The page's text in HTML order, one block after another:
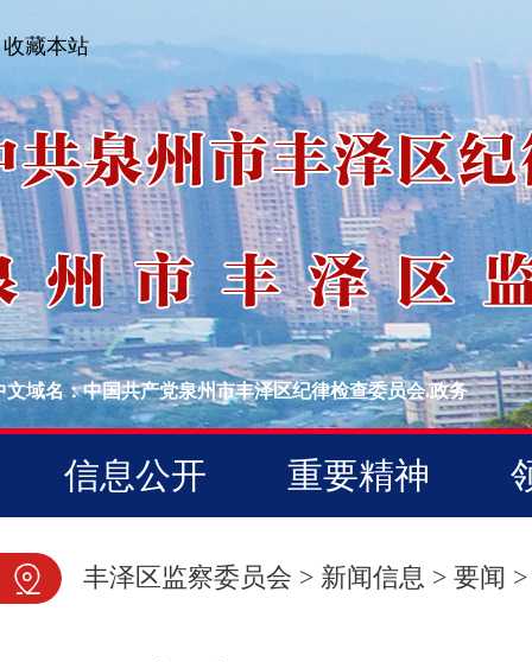
收藏本站
文域名：中国共产党泉州市丰泽区纪律检查委员会.政务
信息公开 重要精神
图片新闻
丰泽区监察委员会 > 新闻信息 > 要闻 >